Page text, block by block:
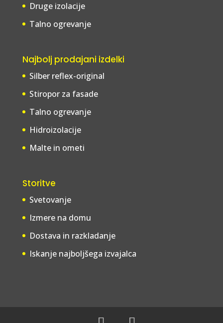
Druge izolacije
Talno ogrevanje
Najbolj prodajani izdelki
Silber reflex-original
Stiropor za fasade
Talno ogrevanje
Hidroizolacije
Malte in ometi
Storitve
Svetovanje
Izmere na domu
Dostava in razkladanje
Iskanje najboljšega izvajalca